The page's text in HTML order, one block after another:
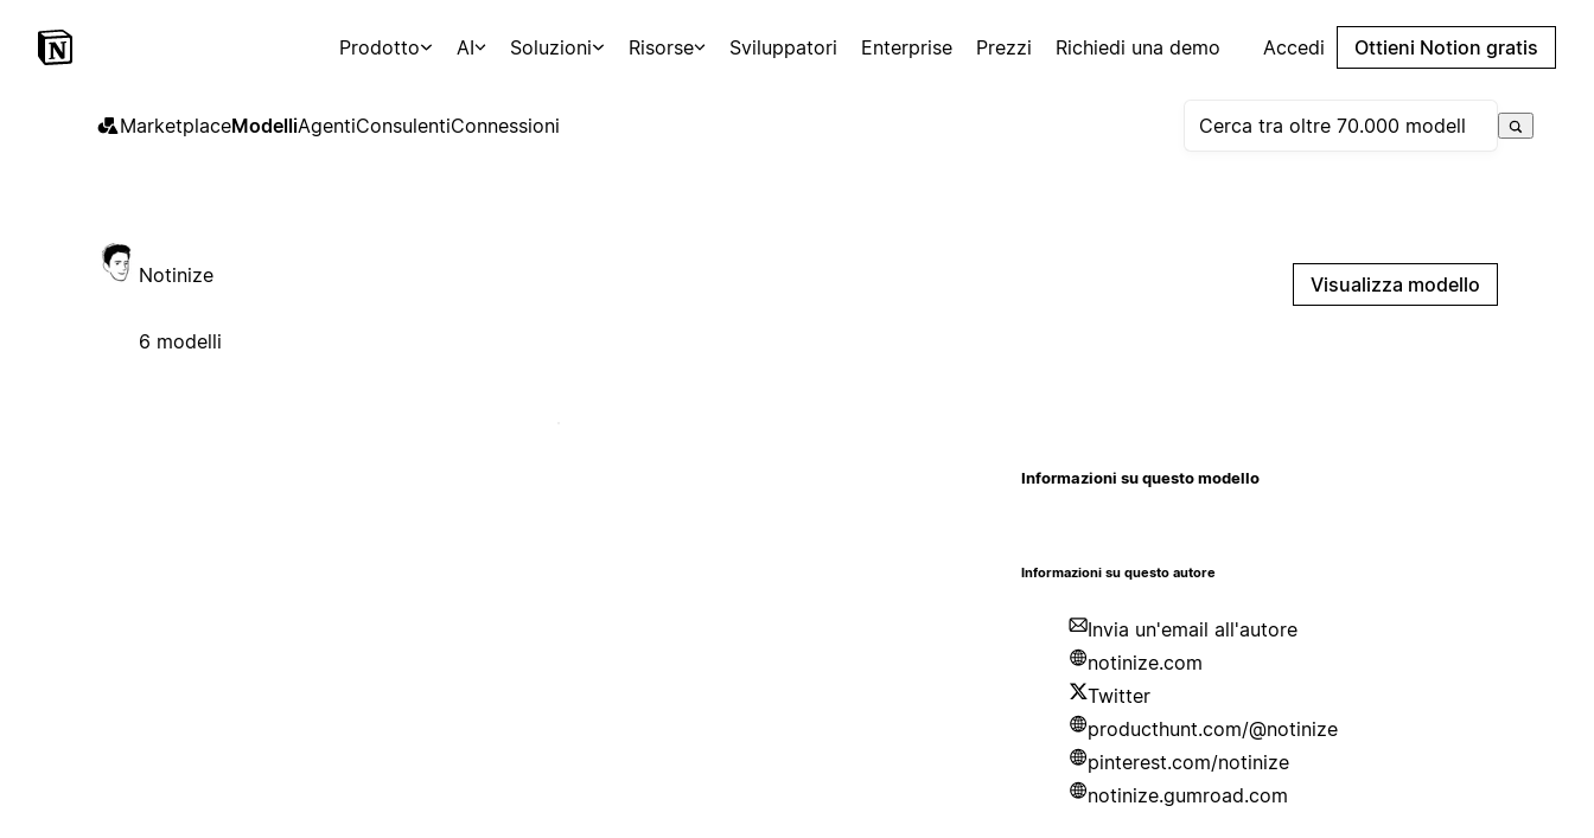
Prodotto AI Soluzioni Risorse Sviluppatori Enterprise Prezzi Richiedi una demo Accedi Ottieni Notion gratis
MarketplaceModelliAgentiConsulentiConnessioni
Notinize
6 modelli
Visualizza modello
Informazioni su questo modello
Informazioni su questo autore
Invia un'email all'autore
notinize.com
Twitter
producthunt.com/@notinize
pinterest.com/notinize
notinize.gumroad.com